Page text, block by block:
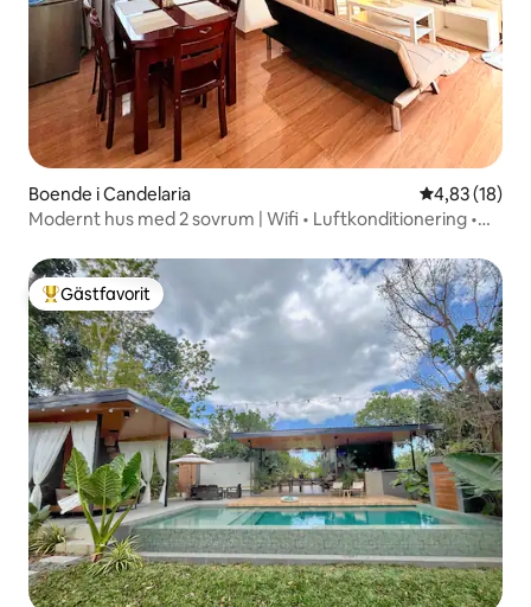
Boende i Candelaria 4,83 av 5 i
4,83 (18)
Modernt hus med 2 sovrum | Wifi • Luftkonditionering •
Populär gästfavorit
Gästfavorit